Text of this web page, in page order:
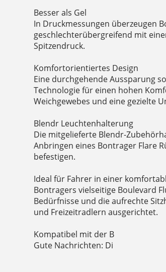
Besser als Gel
In Druckmessungen überzeugen
geschlechterübergreifend mit
Spitzendruck.
Komfortorientiertes Design
Eine durchgehende Aussparung
Technologie für einen hohen
Weichgewebes und eine gezielte
Blendr Leuchtenhalterung
Die mitgelieferte Blendr-
Anbringen eines Bontrager Flare
befestigen.
Ideal für Fahrer in einer
Bontragers vielseitige Boulevard
Bedürfnisse und die aufrechte
und Freizeitradlern ausgerichtet.
Kompatibel mit der B
Gute Nachrichten: Di